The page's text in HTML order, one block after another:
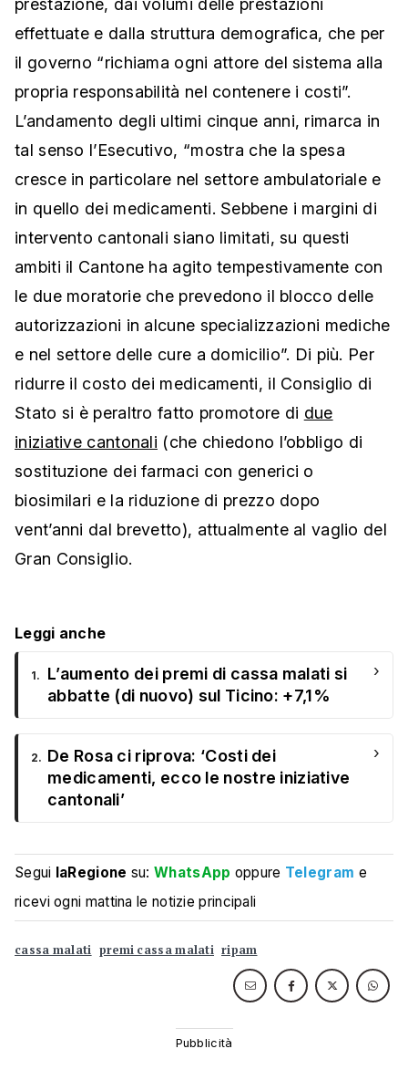
prestazione, dai volumi delle prestazioni
effettuate e dalla struttura demografica, che per
il governo “richiama ogni attore del sistema alla
propria responsabilità nel contenere i costi”.
L’andamento degli ultimi cinque anni, rimarca in
tal senso l’Esecutivo, “mostra che la spesa
cresce in particolare nel settore ambulatoriale e
in quello dei medicamenti. Sebbene i margini di
intervento cantonali siano limitati, su questi
ambiti il Cantone ha agito tempestivamente con
le due moratorie che prevedono il blocco delle
autorizzazioni in alcune specializzazioni mediche
e nel settore delle cure a domicilio”. Di più. Per
ridurre il costo dei medicamenti, il Consiglio di
Stato si è peraltro fatto promotore di due
iniziative cantonali (che chiedono l’obbligo di
sostituzione dei farmaci con generici o
biosimilari e la riduzione di prezzo dopo
vent’anni dal brevetto), attualmente al vaglio del
Gran Consiglio.
Leggi anche
1.
L’aumento dei premi di cassa malati si
abbatte (di nuovo) sul Ticino: +7,1%
›
2. De Rosa ci riprova: ‘Costi dei
medicamenti, ecco le nostre iniziative
cantonali’
›
Segui laRegione su:WhatsApp oppure Telegram e
ricevi ogni mattina le notizie principali
cassa malati premi cassa malati ripam